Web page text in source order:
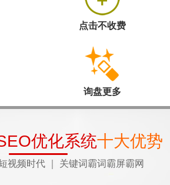
点击不收费
询盘更多
优化系统十大优势
视频时代 ｜ 关键词霸词霸屏霸网